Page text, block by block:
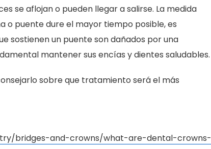
se aflojan o pueden llegar a salirse. La medida
o puente dure el mayor tiempo posible, es
sostienen un puente son dañados por una
mantener sus encías y dientes saludables.
sobre que tratamiento será el más
bridges-and-crowns/what-are-dental-crowns-